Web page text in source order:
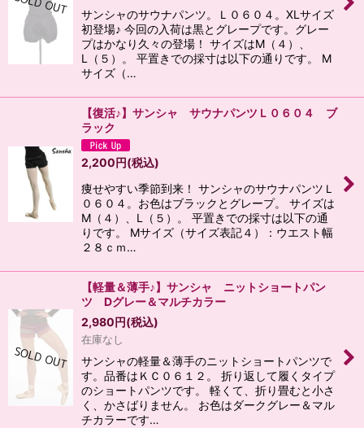
サンシャのサウナパンツ。Ｌ０６０４。XLサイズ
初登場♪ 今回の入荷は黒とグレープです。グレー
プはかなり久々の登場！ サイズはM（４）、
L（５）。 平置きでの採寸は以下の通りです。 M
サイズ（…
【復活♪】サンシャ サウナパンツＬ０６０４ ブ
ラック
2,200円(税込)
痩せやすい季節到来！ サンシャのサウナパンツＬ
０６０４。お色はブラックとグレープ。 サイズは
M（４）、L（５）。 平置きでの採寸は以下の通
りです。 Mサイズ（サイズ表記４）：ウエスト幅
２８ｃｍ…
【軽量＆薄手♪】サンシャ ニットショートパン
ツ Dグレー＆マルチカラー
2,980円(税込)
在庫なし
サンシャの軽量＆薄手のニットショートパンツで
す。品番はＫＣ０６１２。 折り返して履くタイプ
のショートパンツです。 軽くて、折り畳むと小さ
く、かさばりません。 お色はダークグレー＆マル
チカラーです…